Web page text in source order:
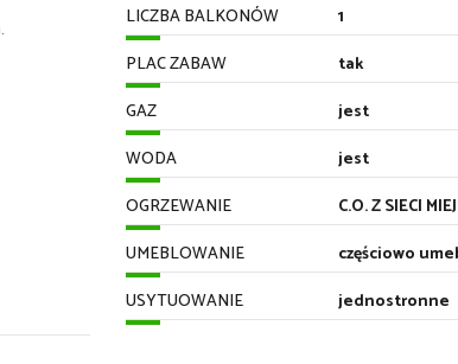
LICZBA BALKONÓW
1
PLAC ZABAW
tak
GAZ
jest
WODA
jest
OGRZEWANIE
C.O. Z SIECI
UMEBLOWANIE
częściowo
USYTUOWANIE
jednostronne